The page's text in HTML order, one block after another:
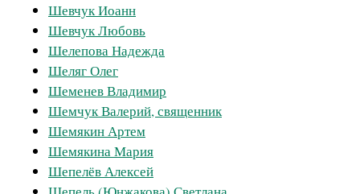
Шевчук Иоанн
Шевчук Любовь
Шелепова Надежда
Шеляг Олег
Шеменев Владимир
Шемчук Валерий, священник
Шемякин Артем
Шемякина Мария
Шепелёв Алексей